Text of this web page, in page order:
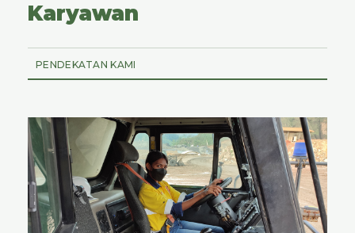
Karyawan
PENDEKATAN KAMI